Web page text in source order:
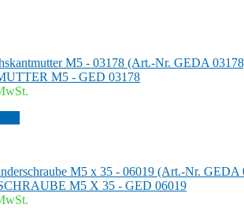
M5 - GED 03178
M5 X 35 - GED 06019